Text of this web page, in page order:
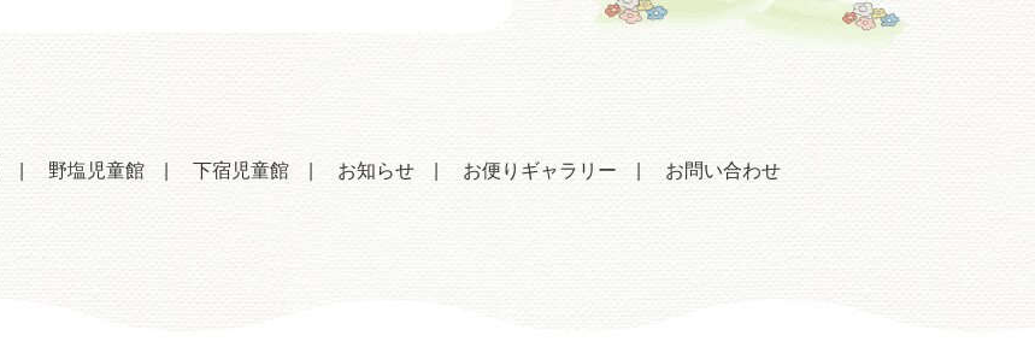
野塩児童館 下宿児童館 お知らせ お便りギャラリー お問い合わせ